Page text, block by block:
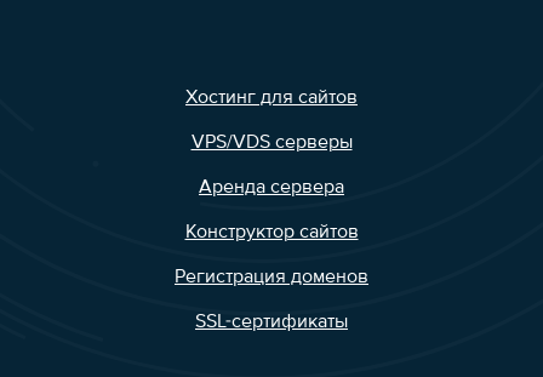
Хостинг для сайтов
VPS/VDS серверы
Аренда сервера
Конструктор сайтов
Регистрация доменов
SSL-сертификаты